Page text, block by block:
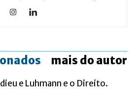
mais do autor
e Luhmann e o Direito.